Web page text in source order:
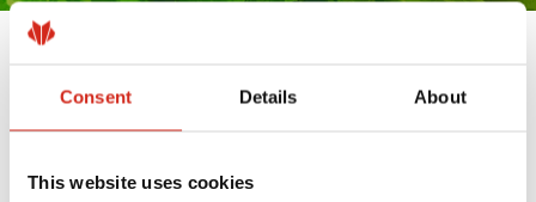
Consent Details About
This website uses cookies
UTK SÚ TERAZ DOSTUPNÉ Z
NÍZKOUHLÍKOVEJ OCELE XCARB®
19 MÁJA 2025